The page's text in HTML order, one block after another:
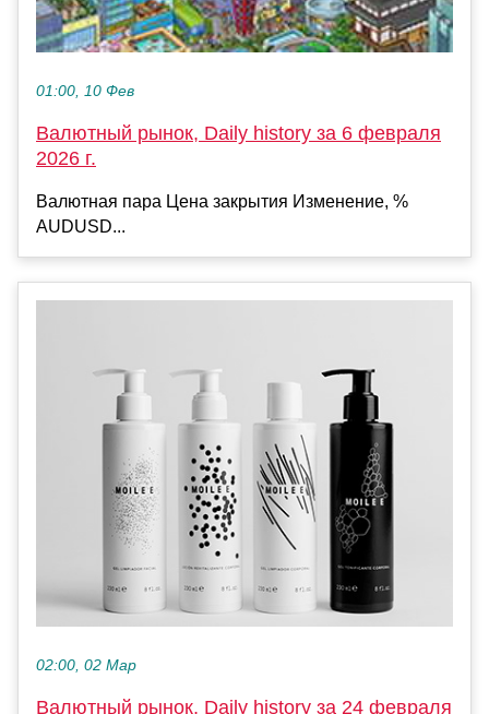
01:00, 10 Фев
Валютный рынок, Daily history за 6 февраля
2026 г.
Валютная пара Цена закрытия Изменение, %
AUDUSD...
02:00, 02 Мар
Валютный рынок, Daily history за 24 февраля